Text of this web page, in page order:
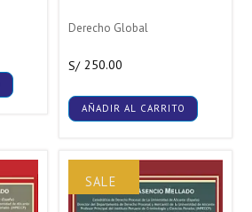
Derecho Global
S/ 250.00
AÑADIR AL CARRITO
SALE